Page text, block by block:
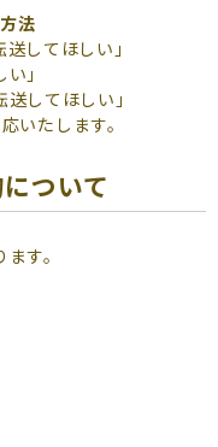
法
してほしい」
」
してほしい」
いたします。
ついて
す。